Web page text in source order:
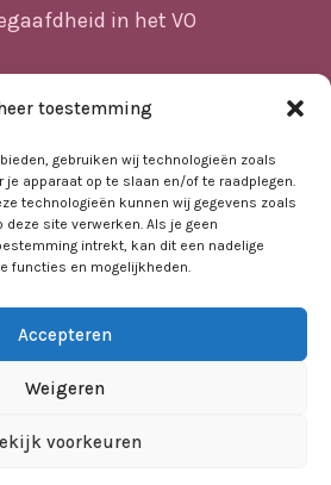
toestemming
gebruiken wij technologieën zoals
apparaat op te slaan en/of te raadplegen.
technologieën kunnen wij gegevens zoals
deze site verwerken. Als je geen
intrekt, kan dit een nadelige
functies en mogelijkheden.
Accepteren
Weigeren
voorkeuren
in het VO
Home
Nieuws
Agenda
Kennisbank
Sociale kaart
Over ons
Contact